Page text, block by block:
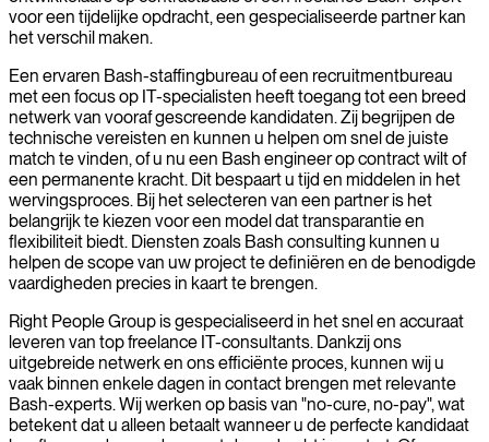
voor een tijdelijke opdracht, een gespecialiseerde partner kan
het verschil maken.
Een ervaren Bash-staffingbureau of een recruitmentbureau
met een focus op IT-specialisten heeft toegang tot een breed
netwerk van vooraf gescreende kandidaten. Zij begrijpen de
technische vereisten en kunnen u helpen om snel de juiste
match te vinden, of u nu een Bash engineer op contract wilt of
een permanente kracht. Dit bespaart u tijd en middelen in het
wervingsproces. Bij het selecteren van een partner is het
belangrijk te kiezen voor een model dat transparantie en
flexibiliteit biedt. Diensten zoals Bash consulting kunnen u
helpen de scope van uw project te definiëren en de benodigde
vaardigheden precies in kaart te brengen.
Right People Group is gespecialiseerd in het snel en accuraat
leveren van top freelance IT-consultants. Dankzij ons
uitgebreide netwerk en ons efficiënte proces, kunnen wij u
vaak binnen enkele dagen in contact brengen met relevante
Bash-experts. Wij werken op basis van "no-cure, no-pay", wat
betekent dat u alleen betaalt wanneer u de perfecte kandidaat